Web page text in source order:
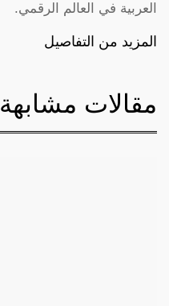
العربية في العالم الرقمي.
المزيد من التفاصيل
مقالات مشابهة